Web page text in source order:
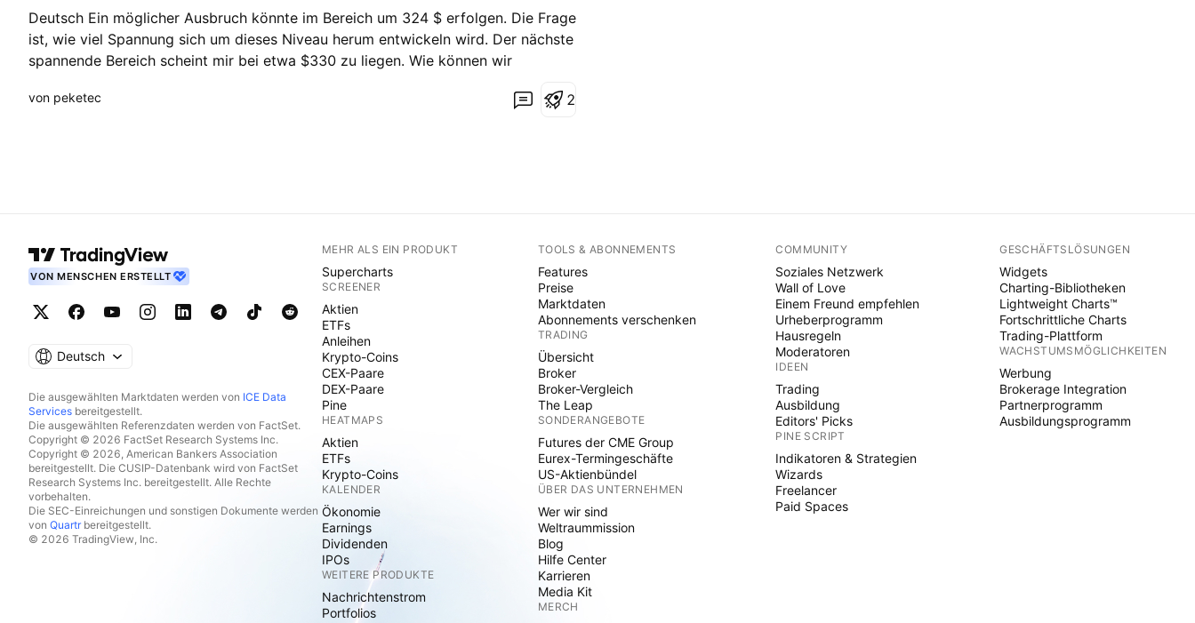
Deutsch Ein möglicher Ausbruch könnte im Bereich um 324 $ erfolgen. Die Frage
ist, wie viel Spannung sich um dieses Niveau herum entwickeln wird. Der nächste
spannende Bereich scheint mir bei etwa $330 zu liegen. Wie können wir
gehandelte Volumen an. English There could be a possible breakout in the area
von peketec 2
VON MENSCHEN ERSTELLT
Deutsch
Die ausgewählten Marktdaten werden von ICE Data
Services bereitgestellt.
Die ausgewählten Referenzdaten werden von FactSet.
Copyright © 2026 FactSet Research Systems Inc.
Copyright © 2026, American Bankers Association
bereitgestellt. Die CUSIP-Datenbank wird von FactSet
Research Systems Inc. bereitgestellt. Alle Rechte
vorbehalten.
Die SEC-Einreichungen und sonstigen Dokumente werden
von Quartrbereitgestellt.
© 2026 TradingView, Inc.
MEHR ALS EIN PRODUKT
Supercharts
SCREENER
Aktien
ETFs
Anleihen
Krypto-Coins
CEX-Paare
DEX-Paare
Pine
HEATMAPS
Aktien
ETFs
Krypto-Coins
KALENDER
Ökonomie
Earnings
Dividenden
IPOs
WEITERE PRODUKTE
Nachrichtenstrom
Portfolios
TOOLS & ABONNEMENTS
Features
Preise
Marktdaten
Abonnements verschenken
TRADING
Übersicht
Broker
Broker-Vergleich
The Leap
SONDERANGEBOTE
Futures der CME Group
Eurex-Termingeschäfte
US-Aktienbündel
ÜBER DAS UNTERNEHMEN
Wer wir sind
Weltraummission
Blog
Hilfe Center
Karrieren
Media Kit
MERCH
COMMUNITY
Soziales Netzwerk
Wall of Love
Einem Freund empfehlen
Urheberprogramm
Hausregeln
Moderatoren
IDEEN
Trading
Ausbildung
Editors' Picks
PINE SCRIPT
Indikatoren & Strategien
Wizards
Freelancer
Paid Spaces
GESCHÄFTSLÖSUNGEN
Widgets
Charting-Bibliotheken
Lightweight Charts™
Fortschrittliche Charts
Trading-Plattform
WACHSTUMSMÖGLICHKEITEN
Werbung
Brokerage Integration
Partnerprogramm
Ausbildungsprogramm